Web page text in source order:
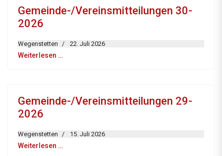
Gemeinde-/Vereinsmitteilungen 30-
2026
Wegenstetten 22. Juli 2026
Weiterlesen …
Gemeinde-/Vereinsmitteilungen 29-
2026
Wegenstetten 15. Juli 2026
Weiterlesen …